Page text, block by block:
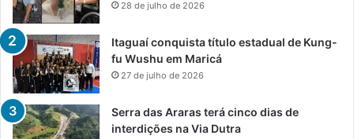
28 de julho de 2026
Itaguaí conquista título estadual de Kung-
fu Wushu em Maricá
27 de julho de 2026
Serra das Araras terá cinco dias de
interdições na Via Dutra